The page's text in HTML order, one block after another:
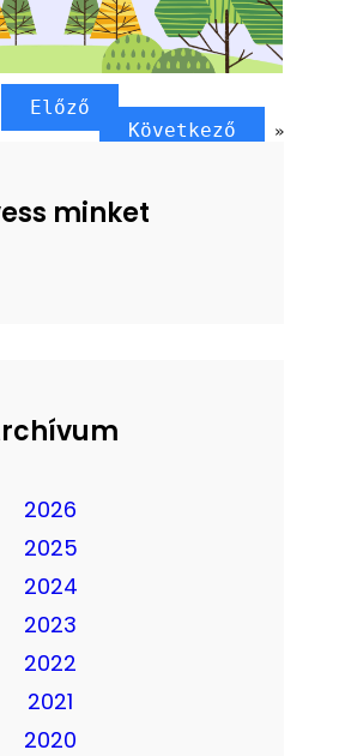
Előző
Következő
»
minket
2026
2025
2024
2023
2022
2021
2020